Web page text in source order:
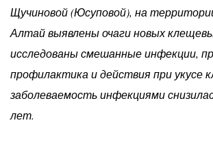
Щучиновой (Юсуповой), на
Алтай выявлены очаги новых
исследованы смешанные инфекции,
профилактика и действия при укусе
заболеваемость инфекциями
лет.